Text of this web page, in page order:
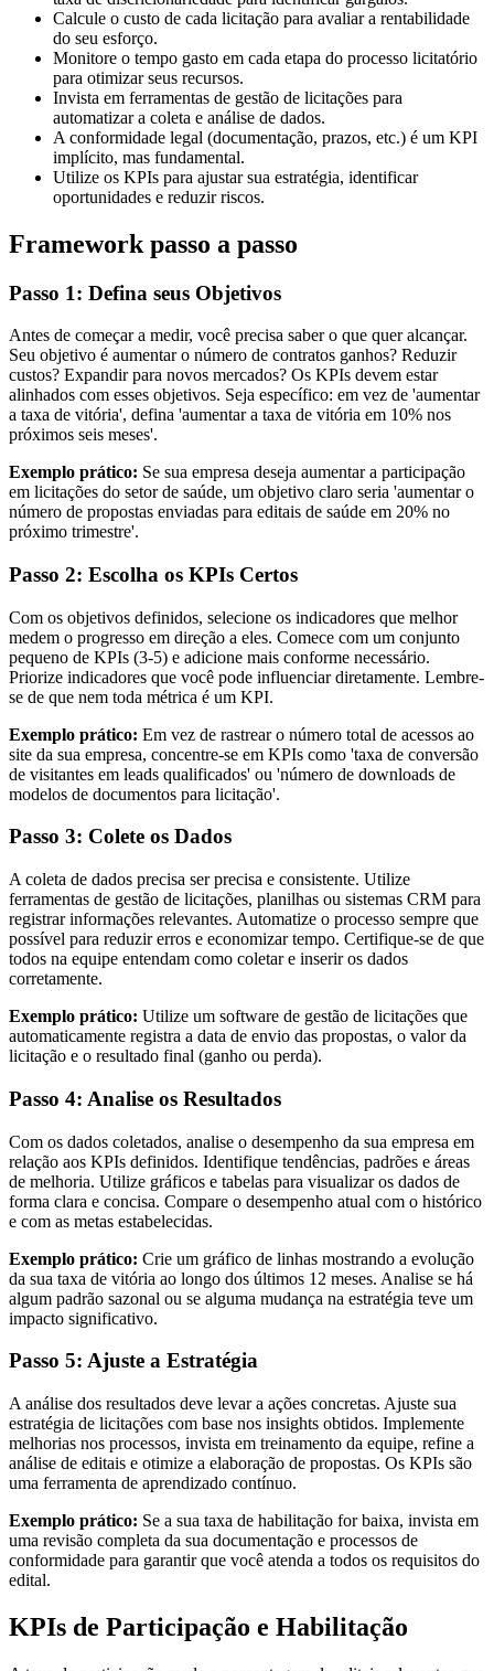
Calcule o custo de cada licitação para avaliar a rentabilidade
do seu esforço.
Monitore o tempo gasto em cada etapa do processo licitatório
para otimizar seus recursos.
Invista em ferramentas de gestão de licitações para
automatizar a coleta e análise de dados.
A conformidade legal (documentação, prazos, etc.) é um KPI
implícito, mas fundamental.
Utilize os KPIs para ajustar sua estratégia, identificar
oportunidades e reduzir riscos.
Framework passo a passo
Passo 1: Defina seus Objetivos
Antes de começar a medir, você precisa saber o que quer alcançar.
Seu objetivo é aumentar o número de contratos ganhos? Reduzir
custos? Expandir para novos mercados? Os KPIs devem estar
alinhados com esses objetivos. Seja específico: em vez de 'aumentar
a taxa de vitória', defina 'aumentar a taxa de vitória em 10% nos
próximos seis meses'.
Exemplo prático: Se sua empresa deseja aumentar a participação
em licitações do setor de saúde, um objetivo claro seria 'aumentar o
número de propostas enviadas para editais de saúde em 20% no
próximo trimestre'.
Passo 2: Escolha os KPIs Certos
Com os objetivos definidos, selecione os indicadores que melhor
medem o progresso em direção a eles. Comece com um conjunto
pequeno de KPIs (3-5) e adicione mais conforme necessário.
Priorize indicadores que você pode influenciar diretamente. Lembre-
se de que nem toda métrica é um KPI.
Exemplo prático: Em vez de rastrear o número total de acessos ao
site da sua empresa, concentre-se em KPIs como 'taxa de conversão
de visitantes em leads qualificados' ou 'número de downloads de
modelos de documentos para licitação'.
Passo 3: Colete os Dados
A coleta de dados precisa ser precisa e consistente. Utilize
ferramentas de gestão de licitações, planilhas ou sistemas CRM para
registrar informações relevantes. Automatize o processo sempre que
possível para reduzir erros e economizar tempo. Certifique-se de que
todos na equipe entendam como coletar e inserir os dados
corretamente.
Exemplo prático: Utilize um software de gestão de licitações que
automaticamente registra a data de envio das propostas, o valor da
licitação e o resultado final (ganho ou perda).
Passo 4: Analise os Resultados
Com os dados coletados, analise o desempenho da sua empresa em
relação aos KPIs definidos. Identifique tendências, padrões e áreas
de melhoria. Utilize gráficos e tabelas para visualizar os dados de
forma clara e concisa. Compare o desempenho atual com o histórico
e com as metas estabelecidas.
Exemplo prático: Crie um gráfico de linhas mostrando a evolução
da sua taxa de vitória ao longo dos últimos 12 meses. Analise se há
algum padrão sazonal ou se alguma mudança na estratégia teve um
impacto significativo.
Passo 5: Ajuste a Estratégia
A análise dos resultados deve levar a ações concretas. Ajuste sua
estratégia de licitações com base nos insights obtidos. Implemente
melhorias nos processos, invista em treinamento da equipe, refine a
análise de editais e otimize a elaboração de propostas. Os KPIs são
uma ferramenta de aprendizado contínuo.
Exemplo prático: Se a sua taxa de habilitação for baixa, invista em
uma revisão completa da sua documentação e processos de
conformidade para garantir que você atenda a todos os requisitos do
edital.
KPIs de Participação e Habilitação